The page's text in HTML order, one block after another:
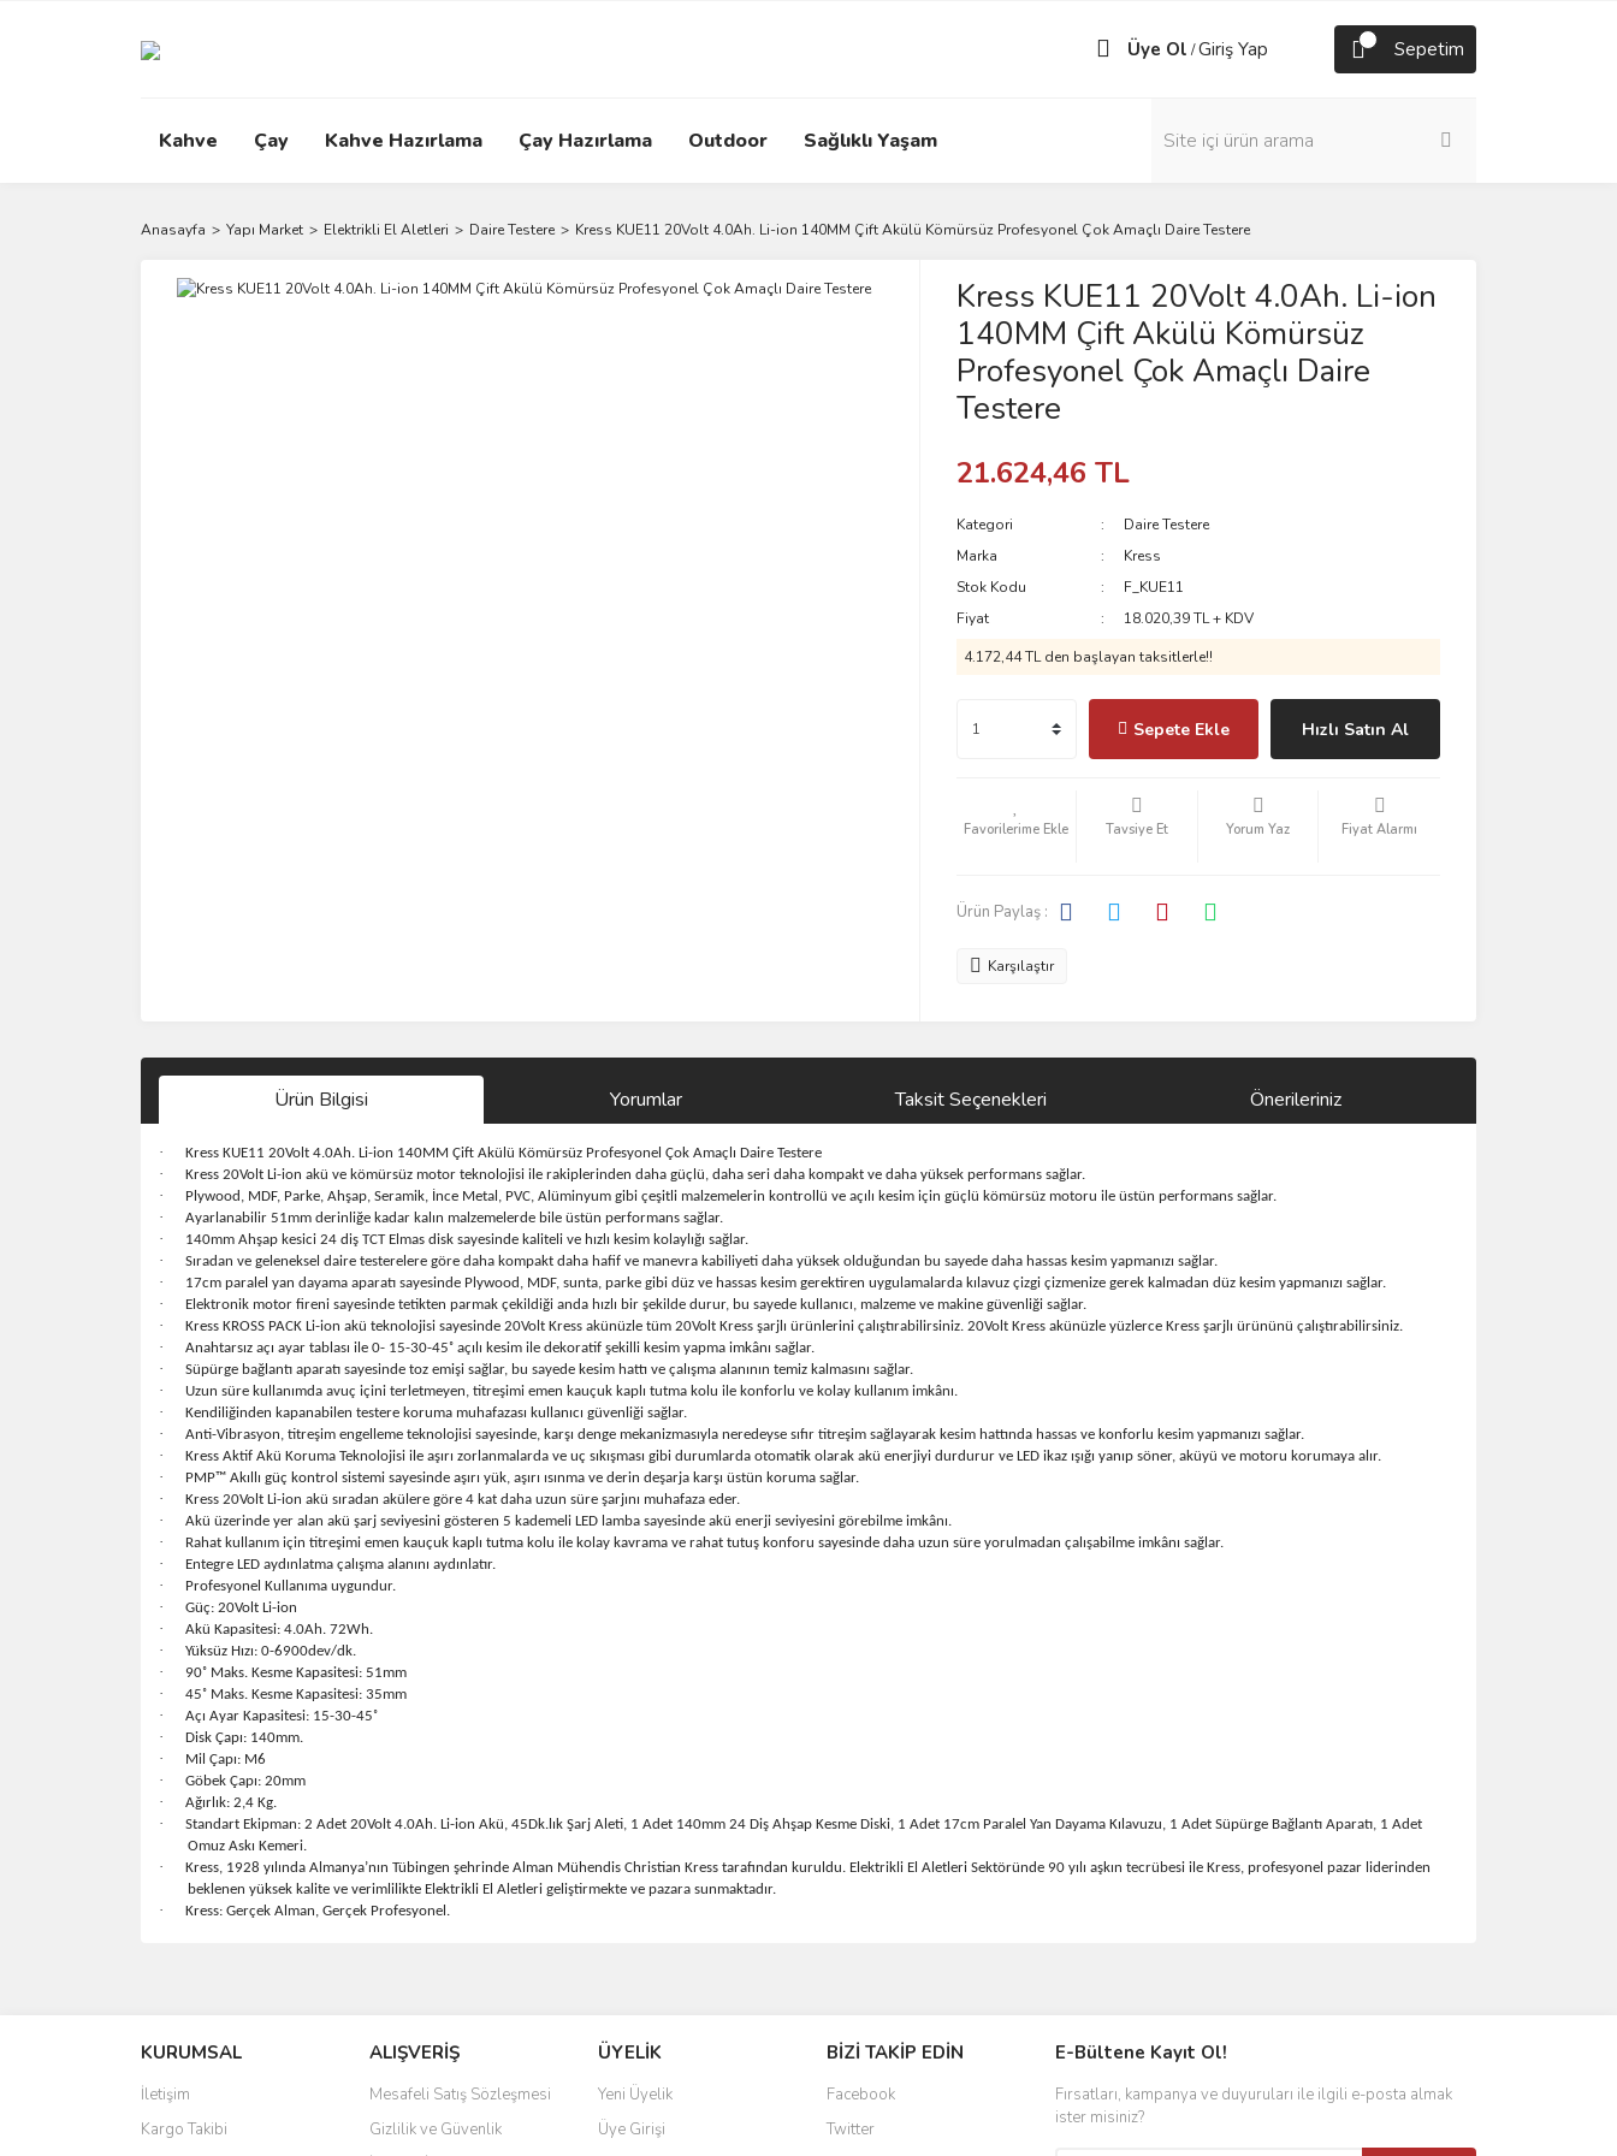
Üye Ol /Giriş Yap Sepetim
Kahve Çay Kahve Hazırlama Çay Hazırlama Outdoor Sağlıklı Yaşam
Anasayfa Yapı Market Elektrikli El Aletleri Daire Testere Kress KUE11 20Volt 4.0Ah. Li-ion 140MM Çift Akülü Kömürsüz Profesyonel Çok Amaçlı Daire Testere
Kress KUE11 20Volt 4.0Ah. Li-ion
140MM Çift Akülü Kömürsüz
Profesyonel Çok Amaçlı Daire
Testere
21.624,46 TL
Kategori
Daire Testere
Marka
Kress
Stok Kodu
F_KUE11
Fiyat
18.020,39 TL + KDV
4.172,44 TL den başlayan taksitlerle!!
Sepete Ekle Hızlı Satın Al
Tavsiye Et Yorum Yaz Fiyat Alarmı
Ürün Paylaş :
Karşılaştır
Ürün Bilgisi Yorumlar Taksit Seçenekleri Önerileriniz
· Kress KUE11 20Volt 4.0Ah. Li-ion 140MM Çift Akülü Kömürsüz Profesyonel Çok Amaçlı Daire Testere
· Kress 20Volt Li-ion akü ve kömürsüz motor teknolojisi ile rakiplerinden daha güçlü, daha seri daha kompakt ve daha yüksek performans sağlar.
· Plywood, MDF, Parke, Ahşap, Seramik, İnce Metal, PVC, Alüminyum gibi çeşitli malzemelerin kontrollü ve açılı kesim için güçlü kömürsüz motoru ile üstün performans sağlar.
· Ayarlanabilir 51mm derinliğe kadar kalın malzemelerde bile üstün performans sağlar.
· 140mm Ahşap kesici 24 diş TCT Elmas disk sayesinde kaliteli ve hızlı kesim kolaylığı sağlar.
· Sıradan ve geleneksel daire testerelere göre daha kompakt daha hafif ve manevra kabiliyeti daha yüksek olduğundan bu sayede daha hassas kesim yapmanızı sağlar.
· 17cm paralel yan dayama aparatı sayesinde Plywood, MDF, sunta, parke gibi düz ve hassas kesim gerektiren uygulamalarda kılavuz çizgi çizmenize gerek kalmadan düz kesim yapmanızı sağlar.
· Elektronik motor fireni sayesinde tetikten parmak çekildiği anda hızlı bir şekilde durur, bu sayede kullanıcı, malzeme ve makine güvenliği sağlar.
· Kress KROSS PACK Li-ion akü teknolojisi sayesinde 20Volt Kress akünüzle tüm 20Volt Kress şarjlı ürünlerini çalıştırabilirsiniz. 20Volt Kress akünüzle yüzlerce Kress şarjlı ürününü çalıştırabilirsiniz.
· Anahtarsız açı ayar tablası ile 0- 15-30-45˚ açılı kesim ile dekoratif şekilli kesim yapma imkânı sağlar.
· Süpürge bağlantı aparatı sayesinde toz emişi sağlar, bu sayede kesim hattı ve çalışma alanının temiz kalmasını sağlar.
· Uzun süre kullanımda avuç içini terletmeyen, titreşimi emen kauçuk kaplı tutma kolu ile konforlu ve kolay kullanım imkânı.
· Kendiliğinden kapanabilen testere koruma muhafazası kullanıcı güvenliği sağlar.
· Anti-Vibrasyon, titreşim engelleme teknolojisi sayesinde, karşı denge mekanizmasıyla neredeyse sıfır titreşim sağlayarak kesim hattında hassas ve konforlu kesim yapmanızı sağlar.
· Kress Aktif Akü Koruma Teknolojisi ile aşırı zorlanmalarda ve uç sıkışması gibi durumlarda otomatik olarak akü enerjiyi durdurur ve LED ikaz ışığı yanıp söner, aküyü ve motoru korumaya alır.
· PMP™ Akıllı güç kontrol sistemi sayesinde aşırı yük, aşırı ısınma ve derin deşarja karşı üstün koruma sağlar.
· Kress 20Volt Li-ion akü sıradan akülere göre 4 kat daha uzun süre şarjını muhafaza eder.
· Akü üzerinde yer alan akü şarj seviyesini gösteren 5 kademeli LED lamba sayesinde akü enerji seviyesini görebilme imkânı.
· Rahat kullanım için titreşimi emen kauçuk kaplı tutma kolu ile kolay kavrama ve rahat tutuş konforu sayesinde daha uzun süre yorulmadan çalışabilme imkânı sağlar.
· Entegre LED aydınlatma çalışma alanını aydınlatır.
· Profesyonel Kullanıma uygundur.
· Güç: 20Volt Li-ion
· Akü Kapasitesi: 4.0Ah. 72Wh.
· Yüksüz Hızı: 0-6900dev/dk.
· 90˚ Maks. Kesme Kapasitesi: 51mm
· 45˚ Maks. Kesme Kapasitesi: 35mm
· Açı Ayar Kapasitesi: 15-30-45˚
· Disk Çapı: 140mm.
· Mil Çapı: M6
· Göbek Çapı: 20mm
· Ağırlık: 2,4 Kg.
·
Standart Ekipman: 2 Adet 20Volt 4.0Ah. Li-ion Akü, 45Dk.lık Şarj Aleti, 1 Adet 140mm 24 Diş Ahşap Kesme Diski, 1 Adet 17cm Paralel Yan Dayama Kılavuzu, 1 Adet Süpürge Bağlantı Aparatı, 1 Adet
Omuz Askı Kemeri.
·
Kress, 1928 yılında Almanya’nın Tübingen şehrinde Alman Mühendis Christian Kress tarafından kuruldu. Elektrikli El Aletleri Sektöründe 90 yılı aşkın tecrübesi ile Kress, profesyonel pazar liderinden
beklenen yüksek kalite ve verimlilikte Elektrikli El Aletleri geliştirmekte ve pazara sunmaktadır.
· Kress: Gerçek Alman, Gerçek Profesyonel.
Ürün resmi kalitesiz, bozuk veya görüntülenemiyor.
Ürün açıklamasında eksik bilgiler bulunuyor.
Ürün bilgilerinde hatalar bulunuyor.
KURUMSAL
İletişim
Kargo Takibi
ALIŞVERİŞ
Mesafeli Satış Sözleşmesi
Gizlilik ve Güvenlik
ÜYELİK
Yeni Üyelik
Üye Girişi
BİZİ TAKİP EDİN
Facebook
Twitter
E-Bültene Kayıt Ol!
Fırsatları, kampanya ve duyuruları ile ilgili e-posta almak
ister misiniz?